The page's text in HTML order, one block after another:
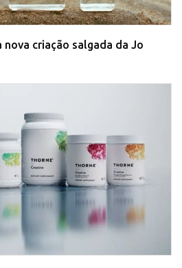
nova criação salgada da Jo